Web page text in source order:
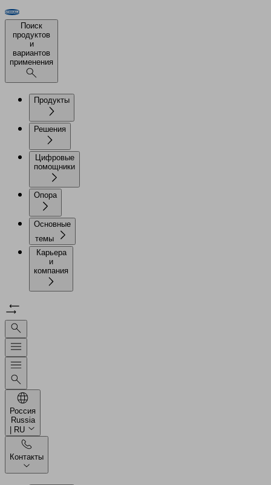
Поиск
продуктов
и
вариантов
применения
Продукты
Решения
Цифровые
помощники
Опора
Основные
темы
Карьера
и
компания
Россия
Russia
| RU
Контакты